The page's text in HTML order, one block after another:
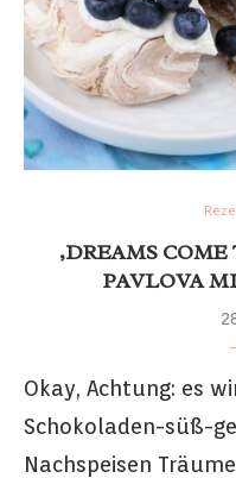
‚DREAMS
PAVLOVA
Okay, Achtung: es
Schokoladen-süß-
Nachspeisen